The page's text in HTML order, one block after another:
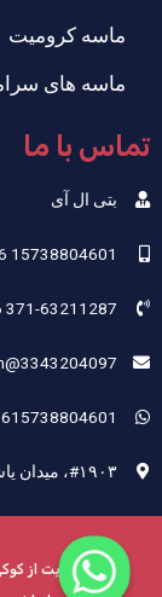
این وب‌سایت از
ماسه کرومیت
ماسه های
تماس با ما
بتی ال آی
15738804601‎
371-63211287‎
3343204097@qq.com
#۱۹۰۳، میدان یاشینگ تایمز، جاده جنوبی سونگشان، ژنگژو، چین
حق چاپ © 2024 Henan Sicheng Abrasives Tech Co., Ltd.